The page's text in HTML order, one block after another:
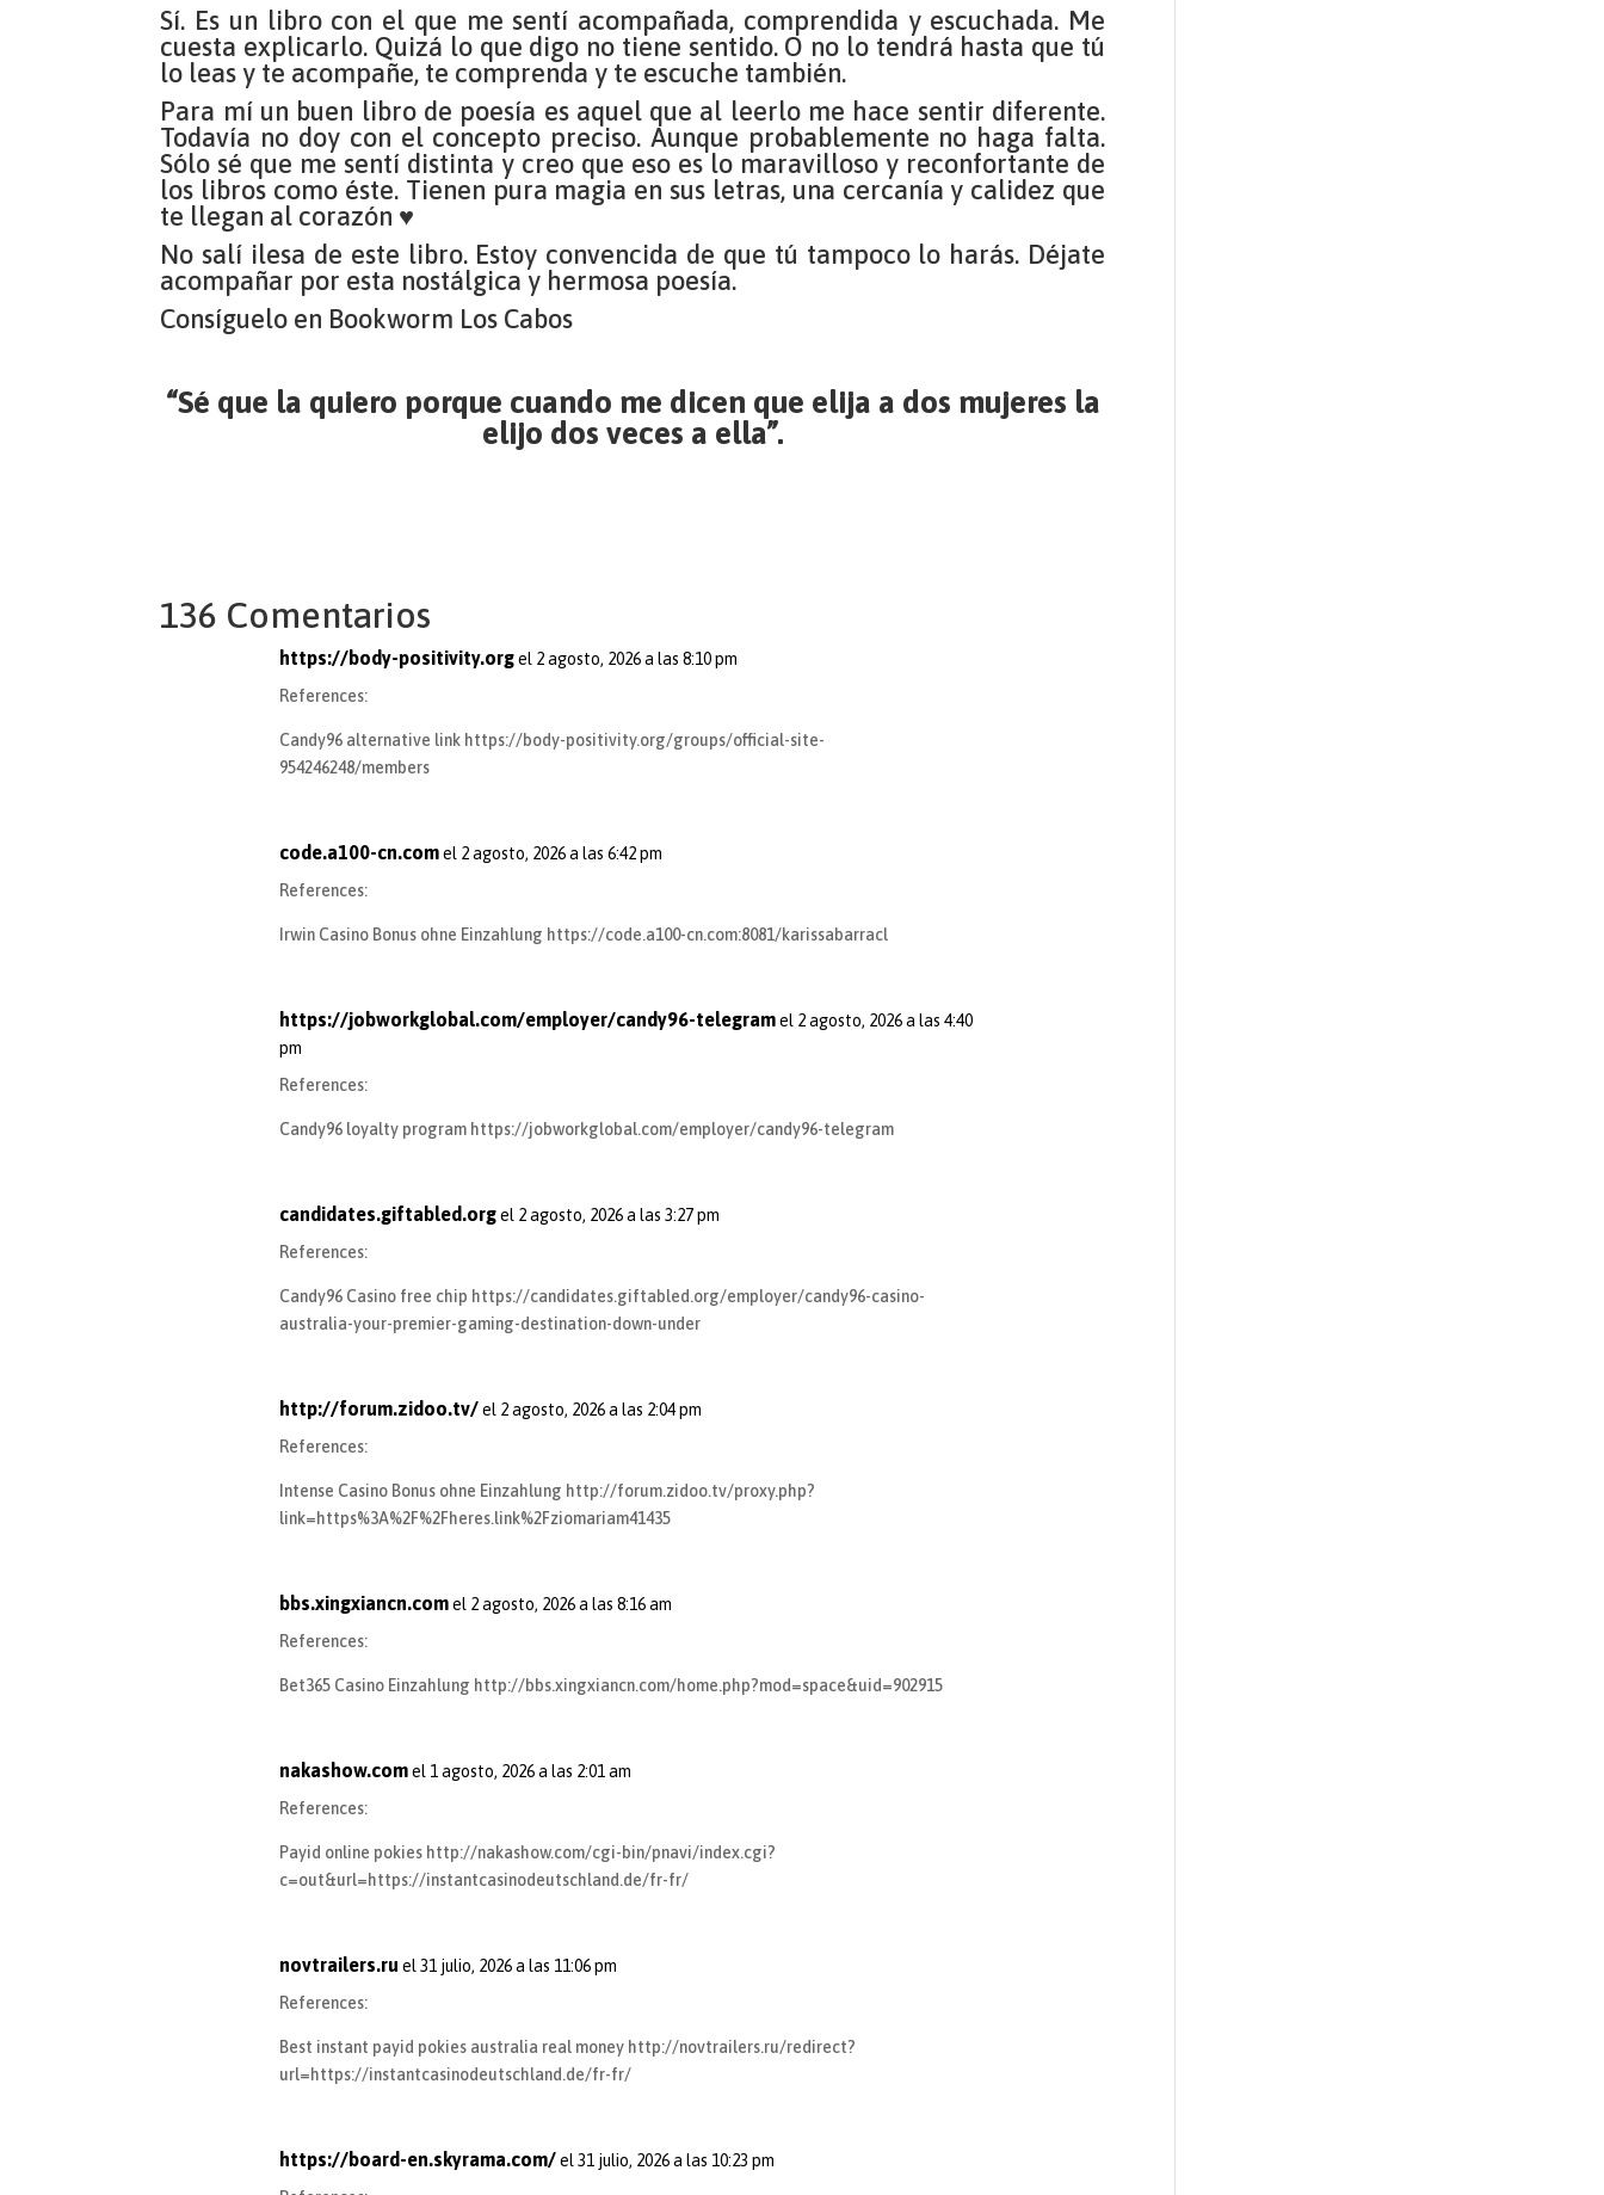
Sí. Es un libro con el que me sentí acompañada, comprendida y escuchada. Me
cuesta explicarlo. Quizá lo que digo no tiene sentido. O no lo tendrá hasta que tú
lo leas y te acompañe, te comprenda y te escuche también.
Para mí un buen libro de poesía es aquel que al leerlo me hace sentir diferente.
Todavía no doy con el concepto preciso. Aunque probablemente no haga falta.
Sólo sé que me sentí distinta y creo que eso es lo maravilloso y reconfortante de
los libros como éste. Tienen pura magia en sus letras, una cercanía y calidez que
te llegan al corazón ♥
No salí ilesa de este libro. Estoy convencida de que tú tampoco lo harás. Déjate
acompañar por esta nostálgica y hermosa poesía.
Consíguelo en Bookworm Los Cabos
“Sé que la quiero porque cuando me dicen que elija a dos mujeres la
elijo dos veces a ella”.
136 Comentarios
https://body-positivity.org el 2 agosto, 2026 a las 8:10 pm
References:
Candy96 alternative link https://body-positivity.org/groups/official-site-
954246248/members
code.a100-cn.com el 2 agosto, 2026 a las 6:42 pm
References:
Irwin Casino Bonus ohne Einzahlung https://code.a100-cn.com:8081/karissabarracl
https://jobworkglobal.com/employer/candy96-telegram el 2 agosto, 2026 a las 4:40
pm
References:
Candy96 loyalty program https://jobworkglobal.com/employer/candy96-telegram
candidates.giftabled.org el 2 agosto, 2026 a las 3:27 pm
References:
Candy96 Casino free chip https://candidates.giftabled.org/employer/candy96-casino-
australia-your-premier-gaming-destination-down-under
http://forum.zidoo.tv/ el 2 agosto, 2026 a las 2:04 pm
References:
Intense Casino Bonus ohne Einzahlung http://forum.zidoo.tv/proxy.php?
link=https%3A%2F%2Fheres.link%2Fziomariam41435
bbs.xingxiancn.com el 2 agosto, 2026 a las 8:16 am
References:
Bet365 Casino Einzahlung http://bbs.xingxiancn.com/home.php?mod=space&uid=902915
nakashow.com el 1 agosto, 2026 a las 2:01 am
References:
Payid online pokies http://nakashow.com/cgi-bin/pnavi/index.cgi?
c=out&url=https://instantcasinodeutschland.de/fr-fr/
novtrailers.ru el 31 julio, 2026 a las 11:06 pm
References:
Best instant payid pokies australia real money http://novtrailers.ru/redirect?
url=https://instantcasinodeutschland.de/fr-fr/
https://board-en.skyrama.com/ el 31 julio, 2026 a las 10:23 pm